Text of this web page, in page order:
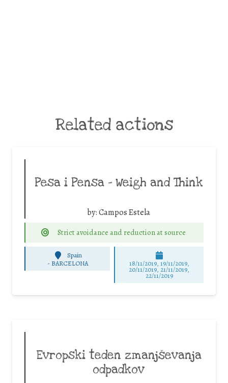
Related actions
Pesa i Pensa – Weigh and Think
by:Campos Estela
Strict avoidance and reduction at source
Spain
- BARCELONA 18/11/2019, 19/11/2019,
20/11/2019, 21/11/2019,
22/11/2019
Evropski teden zmanjševanja
odpadkov